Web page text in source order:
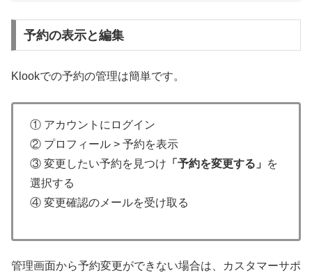
予約の表示と編集
Klookでの予約の管理は簡単です。
① アカウントにログイン
② プロフィール > 予約を表示
③ 変更したい予約を見つけ 「予約を変更する」
を
選択する
④ 変更確認のメールを受け取る
管理画面から予約変更ができない場合は、カスタマーサポ